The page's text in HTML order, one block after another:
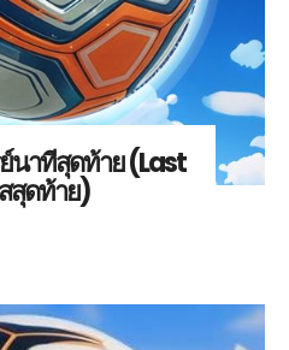
นาทีสุดท้าย (Last
สุดท้าย)